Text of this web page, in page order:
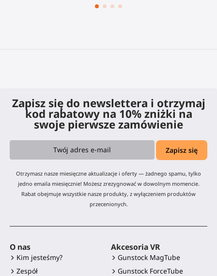
Zapisz się do newslettera i otrzymaj
kod rabatowy na 10% zniżki na
swoje pierwsze zamówienie
Otrzymasz nasze miesięczne aktualizacje i oferty — żadnego spamu, tylko
jedno emaila miesięcznie! Możesz zrezygnować w dowolnym momencie.
Rabat obejmuje wszystkie nasze produkty, z wyłączeniem produktów
przecenionych.
O nas
Kim jesteśmy?
Zespół
Akcesoria VR
Gunstock MagTube
Gunstock ForceTube